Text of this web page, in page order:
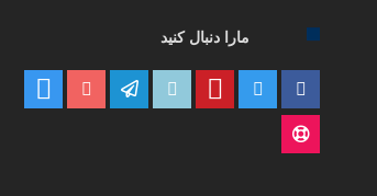
مارا دنبال کنید